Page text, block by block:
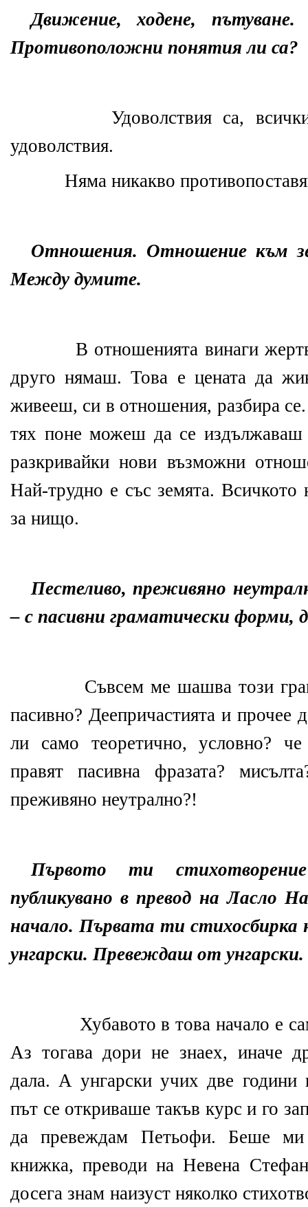
Движение, ходене,
Противоположни понятия ли са?
Удоволствия са,
удоволствия.
Няма никакво
Отношения. Отношение към
Между думите.
В отношенията винаги
друго нямаш. Това е цената да
живееш, си в отношения, разбира
тях поне можеш да се
разкривайки нови възможни
Най-трудно е със земята. Всичкото
за нищо.
Пестеливо, преживяно
– с пасивни граматически форми,
Съвсем ме шашва този
пасивно? Деепричастията и прочее
ли само теоретично, условно?
правят пасивна фразата?
преживяно неутрално?!
Първото ти
публикувано в превод на Ласло
начало. Първата ти стихосбирка
унгарски. Превеждаш от унгарски.
Хубавото в това начало е
Аз тогава дори не знаех, иначе
дала. А унгарски учих две години
път се откриваше такъв курс и го
да превеждам Петьофи. Беше ми
книжка, преводи на Невена
досега знам наизуст няколко